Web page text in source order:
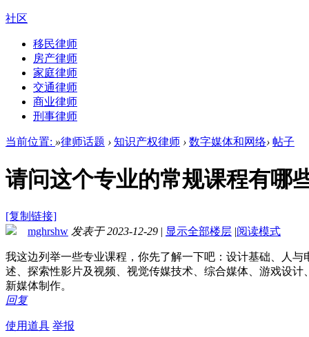
社区
移民律师
房产律师
家庭律师
交通律师
商业律师
刑事律师
当前位置: »律师话题 › 知识产权律师 › 数字媒体和网络› 帖子
请问这个专业的常规课程有哪
[复制链接]
mghrshw 发表于 2023-12-29 | 显示全部楼层 |阅读模式
我这边列举一些专业课程，你先了解一下吧：设计基础、人
述、探索性影片及视频、视觉传媒技术、综合媒体、游戏设
新媒体制作。
回复
使用道具 举报